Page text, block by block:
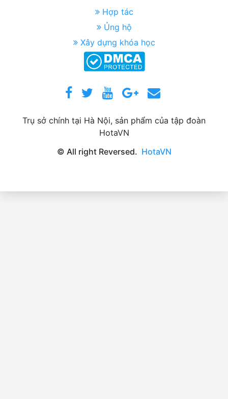
Hợp tác
Ủng hộ
Xây dựng khóa học
Trụ sở chính tại Hà Nội, sản phẩm của tập đoàn
HotaVN
© All right Reversed. HotaVN